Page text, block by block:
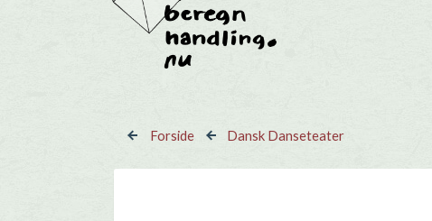
Forside Dansk Danseteater